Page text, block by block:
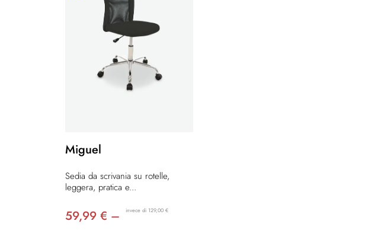
Miguel
Sedia da scrivania su rotelle,
leggera, pratica e...
59,99 € – invece di 129,00 €